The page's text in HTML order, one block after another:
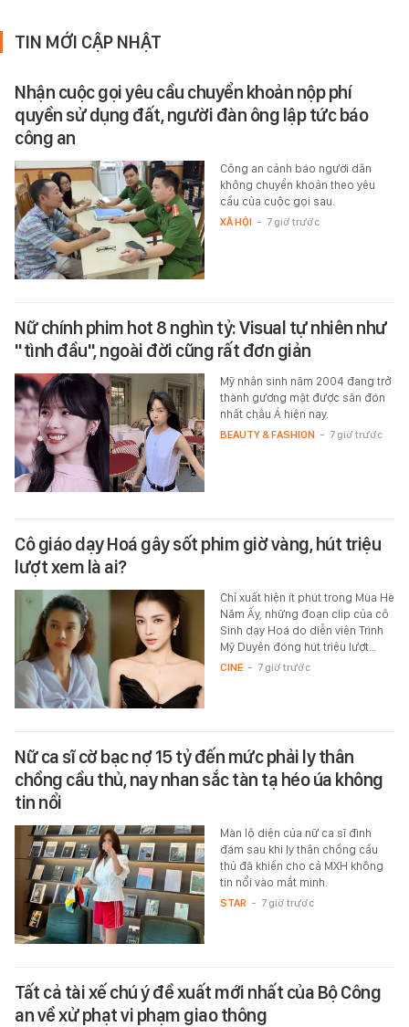
TIN MỚI CẬP NHẬT
Nhận cuộc gọi yêu cầu chuyển khoản nộp phí
quyền sử dụng đất, người đàn ông lập tức báo
công an
Công an cảnh báo người dân
không chuyển khoản theo yêu
cầu của cuộc gọi sau.
XÃ HỘI - 7 giờ trước
Nữ chính phim hot 8 nghìn tỷ: Visual tự nhiên như
"tình đầu", ngoài đời cũng rất đơn giản
Mỹ nhân sinh năm 2004 đang trở
thành gương mặt được săn đón
nhất châu Á hiện nay.
BEAUTY & FASHION - 7 giờ trước
Cô giáo dạy Hoá gây sốt phim giờ vàng, hút triệu
lượt xem là ai?
Chỉ xuất hiện ít phút trong Mùa Hè
Năm Ấy, những đoạn clip của cô
Sinh dạy Hoá do diễn viên Trình
Mỹ Duyên đóng hút triệu lượt…
CINE - 7 giờ trước
Nữ ca sĩ cờ bạc nợ 15 tỷ đến mức phải ly thân
chồng cầu thủ, nay nhan sắc tàn tạ héo úa không
tin nổi
Màn lộ diện của nữ ca sĩ đình
đám sau khi ly thân chồng cầu
thủ đã khiến cho cả MXH không
tin nổi vào mắt mình.
STAR - 7 giờ trước
Tất cả tài xế chú ý đề xuất mới nhất của Bộ Công
an về xử phạt vi phạm giao thông